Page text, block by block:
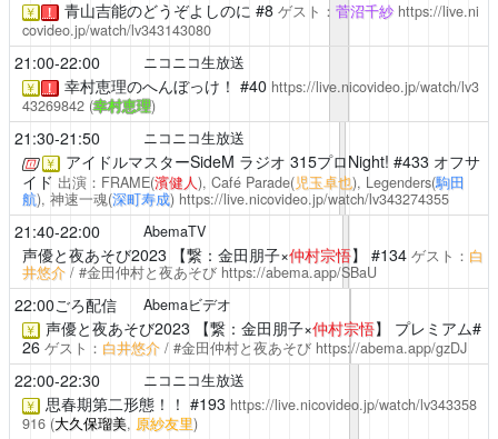
￥ ！ 青山吉能のどうぞよしのに #8 ゲスト： 菅沼千紗 https://live.ni
covideo.jp/watch/lv343143080
21:00-22:00 ニコニコ生放送
￥ ！ 幸村恵理のへんぼっけ！ #40 https://live.nicovideo.jp/watch/lv3
43269842 (幸村恵理)
21:30-21:50 ニコニコ生放送
￥ アイドルマスターSideM ラジオ 315プロNight! #433 オフサ
イド 出演：FRAME(濱健人), Café Parade(児玉卓也), Legenders(駒田
航), 神速一魂(深町寿成) https://live.nicovideo.jp/watch/lv343274355
21:40-22:00 AbemaTV
声優と夜あそび2023 【繋：金田朋子×仲村宗悟】 #134 ゲスト： 白
井悠介/ #金田仲村と夜あそび https://abema.app/SBaU
22:00ごろ配信 Abemaビデオ
￥ 声優と夜あそび2023 【繋：金田朋子×仲村宗悟】 プレミアム#
26 ゲスト： 白井悠介/ #金田仲村と夜あそび https://abema.app/gzDJ
22:00-22:30 ニコニコ生放送
￥ 思春期第二形態！！ #193 https://live.nicovideo.jp/watch/lv343358
916 (大久保瑠美, 原紗友里)